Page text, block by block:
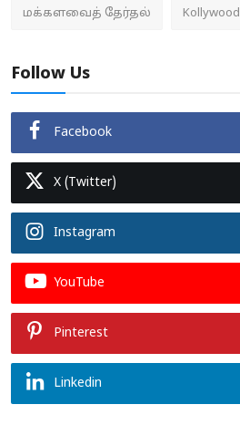
மக்களவைத் தேர்தல் Kollywood
Follow Us
Facebook
X (Twitter)
Instagram
YouTube
Pinterest
Linkedin